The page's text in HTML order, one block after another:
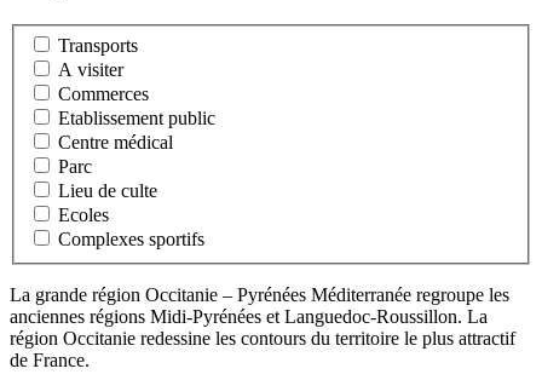
Transports
A visiter
Commerces
Etablissement public
Centre médical
Parc
Lieu de culte
Ecoles
Complexes sportifs
La grande région Occitanie – Pyrénées Méditerranée regroupe les
anciennes régions Midi-Pyrénées et Languedoc-Roussillon. La
région Occitanie redessine les contours du territoire le plus attractif
de France.